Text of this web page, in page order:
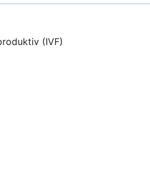
(IVF)